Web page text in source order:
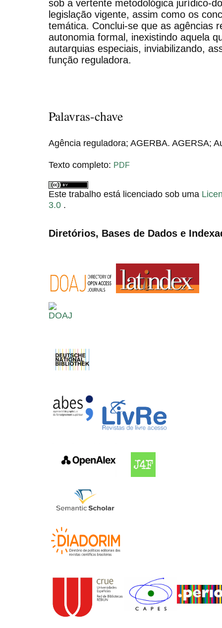
sob a vertente metodológica jurídico-
legislação vigente, assim como os
temática. Conclui-se que as agências
autonomia formal, inexistindo aquela
autarquias especiais, inviabilizando,
função reguladora.
Palavras-chave
Agência reguladora; AGERBA. AGERSA;
Texto completo: PDF
Este trabalho está licenciado sob uma
3.0 .
Diretórios, Bases de Dados e